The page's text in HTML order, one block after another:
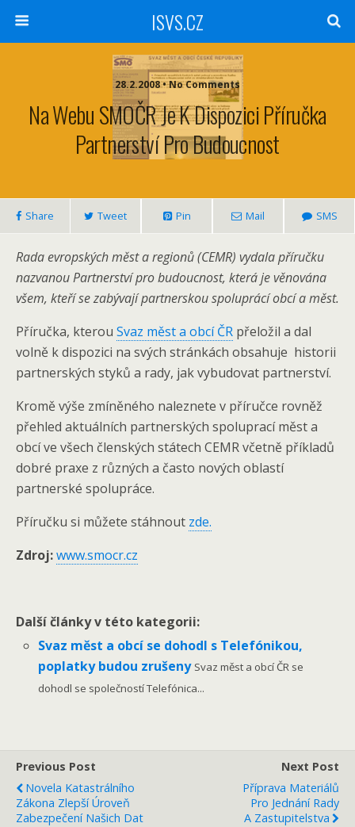
ISVS.CZ
28.2.2008 • No Comments
Na Webu SMOČR Je K Dispozici Příručka
Partnerství Pro Budoucnost
Share Tweet Pin Mail SMS
Rada evropských měst a regionů (CEMR) vydala příručku
nazvanou Partnerství pro budoucnost, která je věnována
všem, kteří se zabývají partnerskou spoluprácí obcí a měst.
Příručka, kterou Svaz měst a obcí ČR přeložil a dal
volně k dispozici na svých stránkách obsahuje historii
partnerských styků a rady, jak vybudovat partnerství.
Kromě výše zmíněného naleznete v příručce rovněž
přehled aktuálních partnerských spoluprací měst a
obcí ve všech členských státech CEMR včetně příkladů
dobré praxe z různých a často nových oblastí
partnerské spolupráce.
Příručku si můžete stáhnout zde.
Zdroj:www.smocr.cz
Další články v této kategorii:
Svaz měst a obcí se dohodl s Telefónikou,
poplatky budou zrušeny Svaz měst a obcí ČR se
dohodl se společností Telefónica...
Previous Post
Novela Katastrálního
Zákona Zlepší Úroveň
Zabezpečení Našich Dat
Next Post
Příprava Materiálů
Pro Jednání Rady
A Zastupitelstva